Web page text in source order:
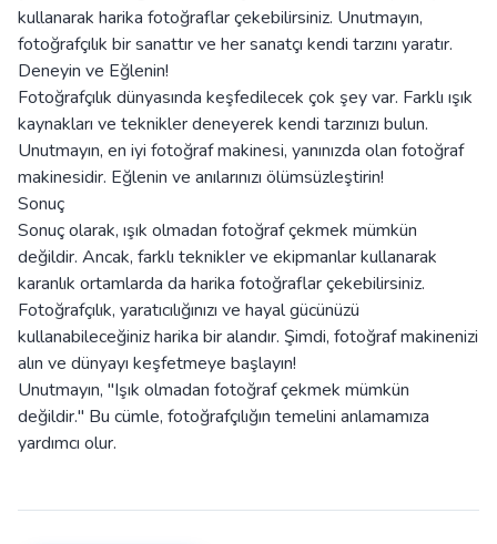
kullanarak harika fotoğraflar çekebilirsiniz. Unutmayın,
fotoğrafçılık bir sanattır ve her sanatçı kendi tarzını yaratır.
Deneyin ve Eğlenin!
Fotoğrafçılık dünyasında keşfedilecek çok şey var. Farklı ışık
kaynakları ve teknikler deneyerek kendi tarzınızı bulun.
Unutmayın, en iyi fotoğraf makinesi, yanınızda olan fotoğraf
makinesidir. Eğlenin ve anılarınızı ölümsüzleştirin!
Sonuç
Sonuç olarak, ışık olmadan fotoğraf çekmek mümkün
değildir. Ancak, farklı teknikler ve ekipmanlar kullanarak
karanlık ortamlarda da harika fotoğraflar çekebilirsiniz.
Fotoğrafçılık, yaratıcılığınızı ve hayal gücünüzü
kullanabileceğiniz harika bir alandır. Şimdi, fotoğraf makinenizi
alın ve dünyayı keşfetmeye başlayın!
Unutmayın, "Işık olmadan fotoğraf çekmek mümkün
değildir." Bu cümle, fotoğrafçılığın temelini anlamamıza
yardımcı olur.